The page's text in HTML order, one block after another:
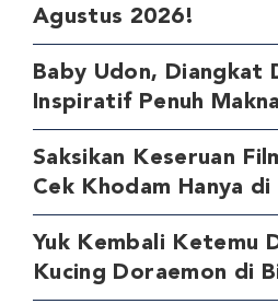
Agustus 2026!
Baby Udon, Diangkat
Inspiratif Penuh Makna
Saksikan Keseruan
Cek Khodam Hanya
Yuk Kembali Ketemu
Kucing Doraemon di